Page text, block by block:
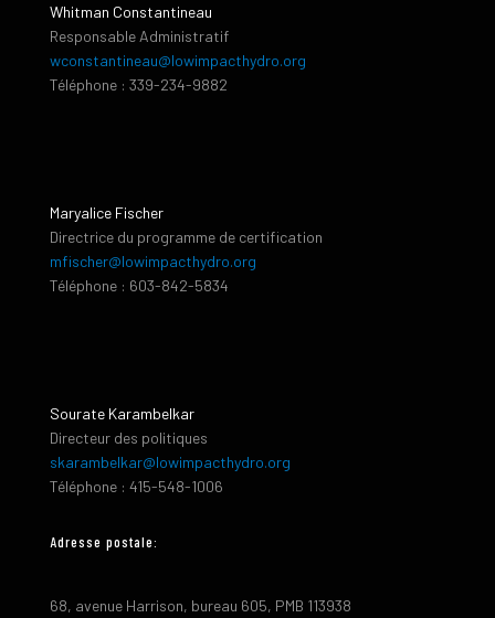
Whitman Constantineau
Responsable Administratif
wconstantineau@lowimpacthydro.org
Téléphone : 339-234-9882
Maryalice Fischer
Directrice du programme de certification
mfischer@lowimpacthydro.org
Téléphone : 603-842-5834
Sourate Karambelkar
Directeur des politiques
skarambelkar@lowimpacthydro.org
Téléphone : 415-548-1006
Adresse postale:
68, avenue Harrison, bureau 605, PMB 113938